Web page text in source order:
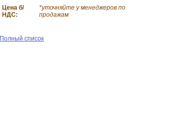
Цена б/
НДС:
*уточняйте у менеджеров по
продажам
Полный список